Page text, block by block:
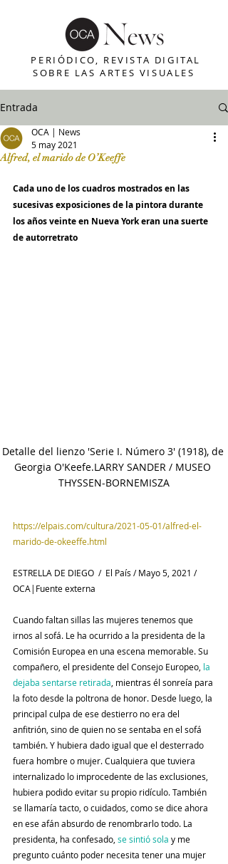
PERIÓDICO, REVISTA DIGITAL
SOBRE LAS ARTES VISUALES
Entrada
Alfred, el marido de O’Keeffe
OCA | News
5 may 2021
Cada uno de los cuadros mostrados en las
sucesivas exposiciones de la pintora durante
los años veinte en Nueva York eran una suerte
de autorretrato
Detalle del lienzo 'Serie I. Número 3' (1918), de
Georgia O'Keefe.LARRY SANDER / MUSEO
THYSSEN-BORNEMISZA
https://elpais.com/cultura/2021-05-01/alfred-el-
marido-de-okeeffe.html
ESTRELLA DE DIEGO
  /  El País /
Mayo 5, 2021 /
OCA|Fuente externa
Cuando faltan sillas las mujeres tenemos que
irnos al sofá. Le ha ocurrido a la presidenta de la
Comisión Europea en una escena memorable. Su
compañero, el presidente del Consejo Europeo, la
dejaba sentarse retirada , mientras él sonreía para
la foto desde la poltrona de honor. Desde luego, la
principal culpa de ese destierro no era del
anfitrión, sino de quien no se sentaba en el sofá
también. Y hubiera dado igual que el desterrado
fuera hombre o mujer. Cualquiera que tuviera
internalizado lo improcedente de las exclusiones,
hubiera podido evitar su propio ridículo. También
se llamaría tacto, o cuidados, como se dice ahora
en ese afán absurdo de renombrarlo todo. La
presidenta, ha confesado, se sintió sola y me
pregunto cuánto poder necesita tener una mujer